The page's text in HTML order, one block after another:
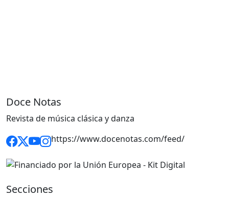
Doce Notas
Revista de música clásica y danza
https://www.docenotas.com/feed/
Secciones